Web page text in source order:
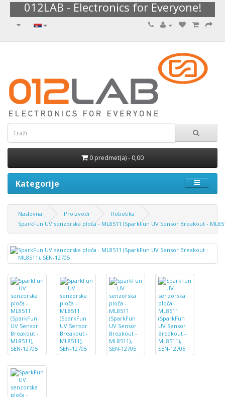
012LAB - Electronics for Everyone!
0 predmet(a) - 0,00
Kategorije
Naslovna Proizvodi
Robotika
SparkFun UV senzorska ploča - ML8511 (SparkFun UV Sensor Breakout -